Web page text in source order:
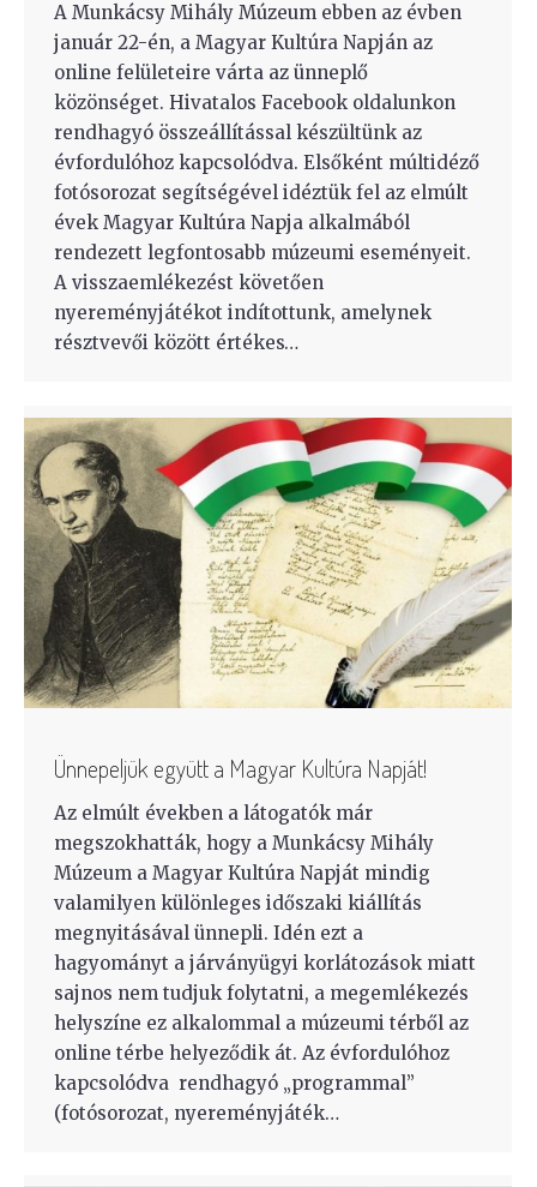
A Munkácsy Mihály Múzeum ebben az évben
január 22-én, a Magyar Kultúra Napján az
online felületeire várta az ünneplő
közönséget. Hivatalos Facebook oldalunkon
rendhagyó összeállítással készültünk az
évfordulóhoz kapcsolódva. Elsőként múltidéző
fotósorozat segítségével idéztük fel az elmúlt
évek Magyar Kultúra Napja alkalmából
rendezett legfontosabb múzeumi eseményeit.
A visszaemlékezést követően
nyereményjátékot indítottunk, amelynek
résztvevői között értékes…
Ünnepeljük együtt a Magyar Kultúra Napját!
Az elmúlt években a látogatók már
megszokhatták, hogy a Munkácsy Mihály
Múzeum a Magyar Kultúra Napját mindig
valamilyen különleges időszaki kiállítás
megnyitásával ünnepli. Idén ezt a
hagyományt a járványügyi korlátozások miatt
sajnos nem tudjuk folytatni, a megemlékezés
helyszíne ez alkalommal a múzeumi térből az
online térbe helyeződik át. Az évfordulóhoz
kapcsolódva rendhagyó „programmal”
(fotósorozat, nyereményjáték…